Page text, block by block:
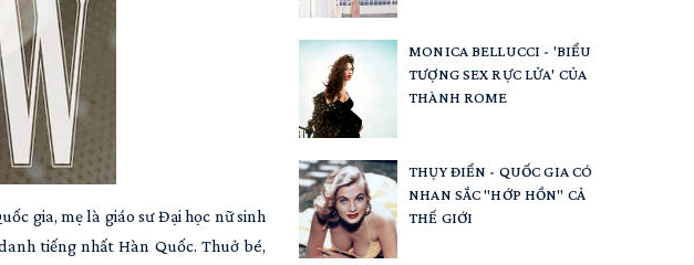
gia, mẹ là giáo sư Đại học nữ sinh
tiếng nhất Hàn Quốc. Thuở bé,
MONICA BELLUCCI - 'BIỂU
TƯỢNG SEX RỰC LỬA' CỦA
THÀNH ROME
THỤY ĐIỂN - QUỐC GIA CÓ
NHAN SẮC "HỚP HỒN" CẢ
THẾ GIỚI